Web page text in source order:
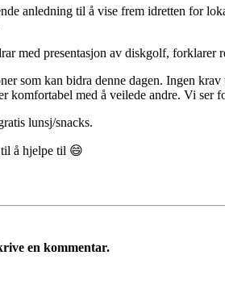
anledning til å vise frem idretten for
med presentasjon av diskgolf, forklarer
som kan bidra denne dagen. Ingen
komfortabel med å veilede andre. Vi ser
lunsj/snacks.
å hjelpe til 😄
en kommentar.